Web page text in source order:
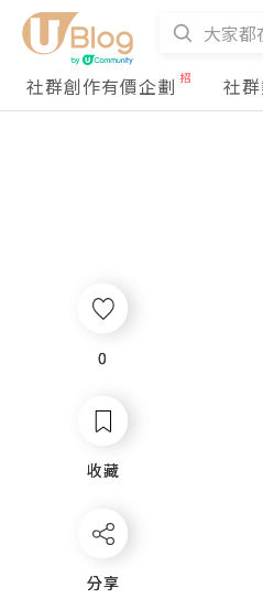
社群創作有價企劃
社
0
收藏
分享
0
收藏
分享